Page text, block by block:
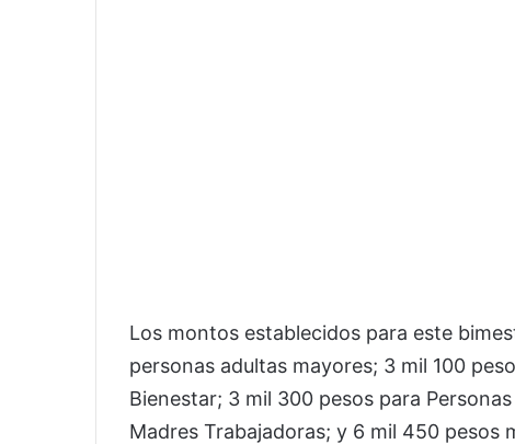
Los montos establecidos para este
personas adultas mayores; 3 mil 100
Bienestar; 3 mil 300 pesos para
Madres Trabajadoras; y 6 mil 450 pesos